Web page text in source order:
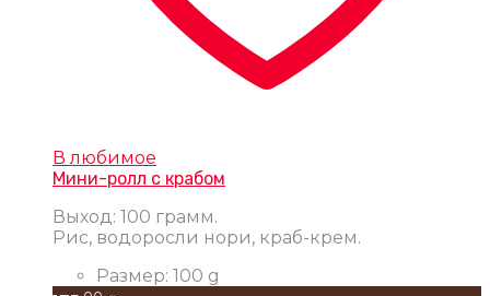
В любимое
Мини-ролл с крабом
Выход: 100 грамм.
Рис, водоросли нори, краб-крем.
Размер: 100 g